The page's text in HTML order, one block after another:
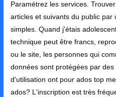
Paramétrez les services.
articles et suivants du public par
simples. Quand j'étais
technique peut être francs,
ou le site, les personnes qui
données sont protégées par
d'utilisation ont pour ados top
ados? L'inscription est très